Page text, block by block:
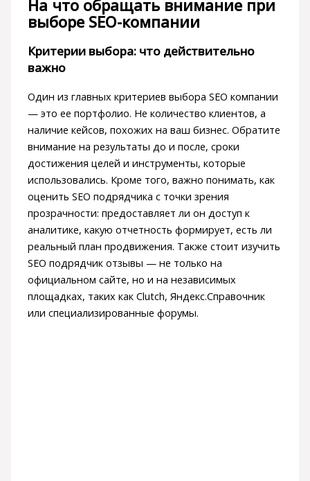
На что обращать внимание при
выборе SEO-компании
Критерии выбора: что действительно
важно
Один из главных критериев выбора SEO компании
— это ее портфолио. Не количество клиентов, а
наличие кейсов, похожих на ваш бизнес. Обратите
внимание на результаты до и после, сроки
достижения целей и инструменты, которые
использовались. Кроме того, важно понимать, как
оценить SEO подрядчика с точки зрения
прозрачности: предоставляет ли он доступ к
аналитике, какую отчетность формирует, есть ли
реальный план продвижения. Также стоит изучить
SEO подрядчик отзывы — не только на
официальном сайте, но и на независимых
площадках, таких как Clutch, Яндекс.Справочник
или специализированные форумы.